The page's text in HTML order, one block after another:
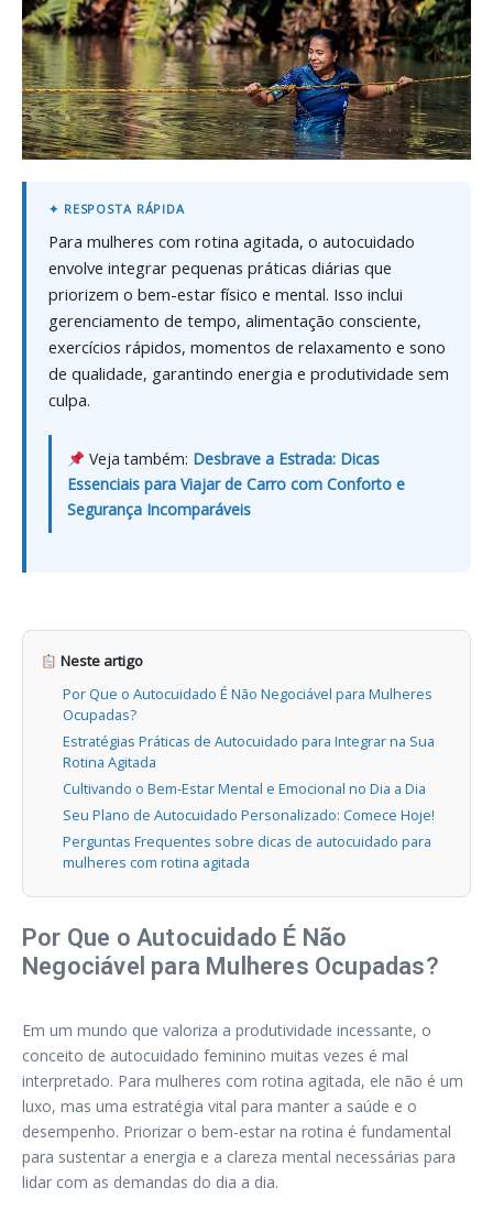
Para mulheres com rotina agitada, o autocuidado
envolve integrar pequenas práticas diárias que
priorizem o bem-estar físico e mental. Isso inclui
gerenciamento de tempo, alimentação consciente,
exercícios rápidos, momentos de relaxamento e sono
de qualidade, garantindo energia e produtividade sem
culpa.
Veja também: Desbrave a Estrada: Dicas
Essenciais para Viajar de Carro com Conforto e
Segurança Incomparáveis
Neste artigo
Por Que o Autocuidado É Não Negociável para Mulheres
Ocupadas?
Estratégias Práticas de Autocuidado para Integrar na Sua
Rotina Agitada
Cultivando o Bem-Estar Mental e Emocional no Dia a Dia
Seu Plano de Autocuidado Personalizado: Comece Hoje!
Perguntas Frequentes sobre dicas de autocuidado para
mulheres com rotina agitada
Por Que o Autocuidado É Não
Negociável para Mulheres Ocupadas?
Em um mundo que valoriza a produtividade incessante, o
conceito de autocuidado feminino muitas vezes é mal
interpretado. Para mulheres com rotina agitada, ele não é um
luxo, mas uma estratégia vital para manter a saúde e o
desempenho. Priorizar o bem-estar na rotina é fundamental
para sustentar a energia e a clareza mental necessárias para
lidar com as demandas do dia a dia.